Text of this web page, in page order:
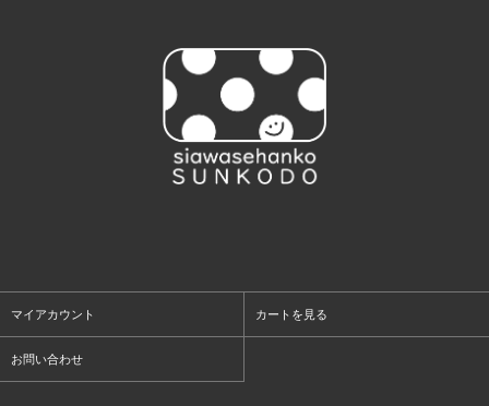
マイアカウント カートを見る
お問い合わせ